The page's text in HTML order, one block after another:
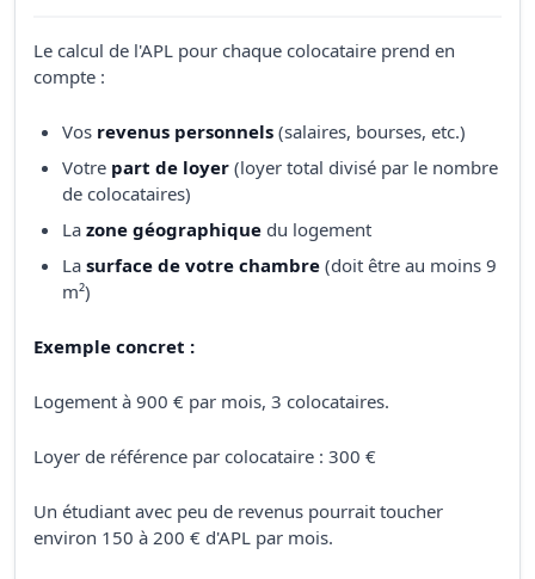
Le calcul de l'APL pour chaque colocataire prend en
compte :
Vos revenus personnels (salaires, bourses, etc.)
Votre part de loyer (loyer total divisé par le nombre
de colocataires)
La zone géographique du logement
La surface de votre chambre (doit être au moins 9
m²)
Exemple concret :
Logement à 900 € par mois, 3 colocataires.
Loyer de référence par colocataire : 300 €
Un étudiant avec peu de revenus pourrait toucher
environ 150 à 200 € d'APL par mois.